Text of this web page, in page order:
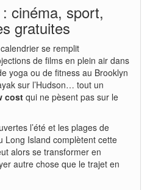
cinéma, sport,
gratuites
se remplit
de films en plein air dans
yoga ou de fitness au Brooklyn
sur l’Hudson… tout un
costqui ne pèsent pas sur le
l’été et les plages de
Long Island complètent cette
alors se transformer en
autre chose que le trajet en